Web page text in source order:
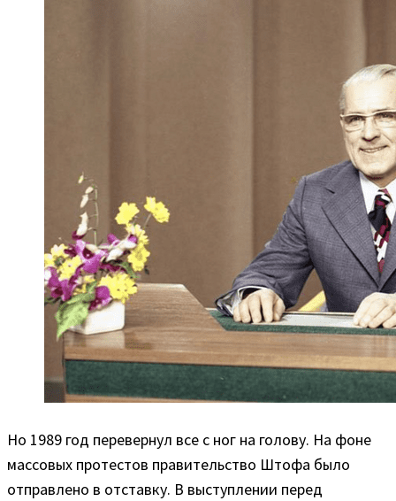
Но 1989 год перевернул все с ног на голову. На фоне
массовых протестов правительство Штофа было
отправлено в отставку. В выступлении перед